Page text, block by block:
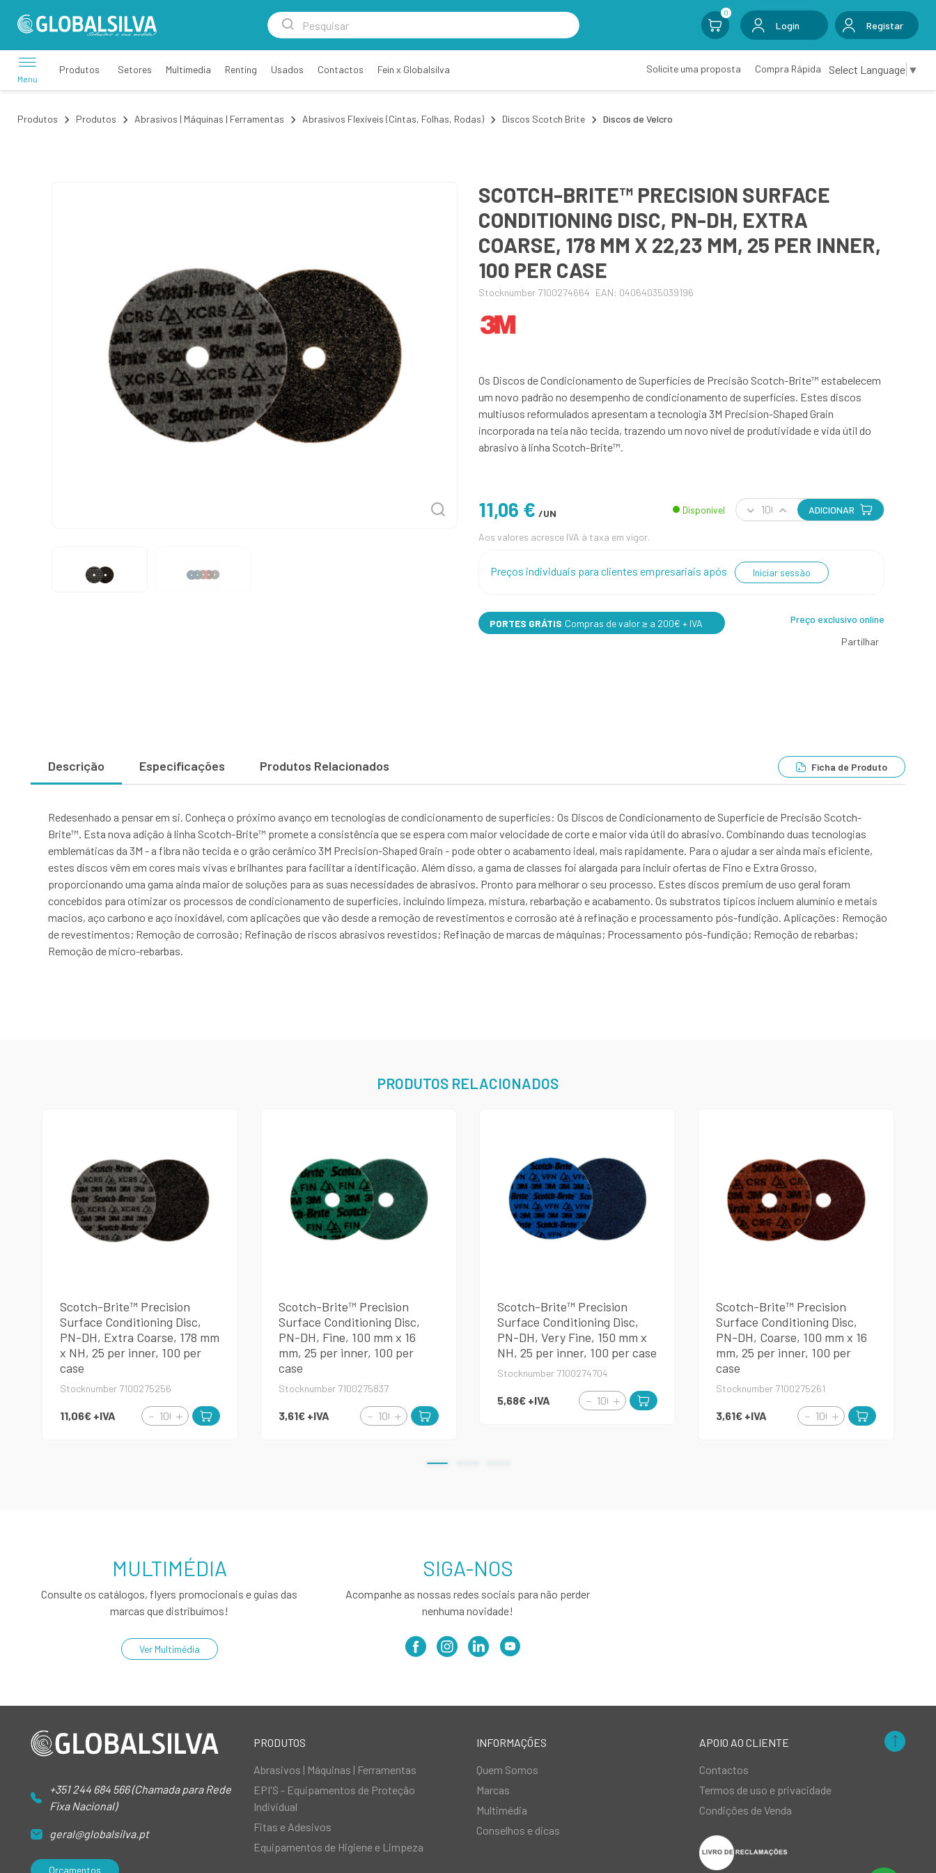
0
Login Registar
Menu
Produtos Setores Multimedia Renting Usados Contactos Fein x Globalsilva Solicite uma proposta Compra Rápida Select Language ▼
Produtos Produtos Abrasivos | Máquinas | Ferramentas Abrasivos Flexíveis (Cintas, Folhas, Rodas) Discos Scotch Brite Discos de Velcro
SCOTCH-BRITE™ PRECISION SURFACE
CONDITIONING DISC, PN-DH, EXTRA
COARSE, 178 MM X 22,23 MM, 25 PER INNER,
100 PER CASE
Stocknumber 7100274664 EAN: 04064035039196
Os Discos de Condicionamento de Superfícies de Precisão Scotch-Brite™ estabelecem
um novo padrão no desempenho de condicionamento de superfícies. Estes discos
multiusos reformulados apresentam a tecnologia 3M Precision-Shaped Grain
incorporada na teia não tecida, trazendo um novo nível de produtividade e vida útil do
abrasivo à linha Scotch-Brite™.
11,06 € /UN Disponível ADICIONAR
Aos valores acresce IVA à taxa em vigor.
Preços individuais para clientes empresariais após Iniciar sessão
PORTES GRÁTIS Compras de valor ≥ a 200€ + IVA
Preço exclusivo online
Partilhar
Descrição Especificações Produtos Relacionados Ficha de Produto
Redesenhado a pensar em si. Conheça o próximo avanço em tecnologias de condicionamento de superfícies: Os Discos de Condicionamento de Superfície de Precisão Scotch-
Brite™. Esta nova adição à linha Scotch-Brite™ promete a consistência que se espera com maior velocidade de corte e maior vida útil do abrasivo. Combinando duas tecnologias
emblemáticas da 3M - a fibra não tecida e o grão cerâmico 3M Precision-Shaped Grain - pode obter o acabamento ideal, mais rapidamente. Para o ajudar a ser ainda mais eficiente,
estes discos vêm em cores mais vivas e brilhantes para facilitar a identificação. Além disso, a gama de classes foi alargada para incluir ofertas de Fino e Extra Grosso,
proporcionando uma gama ainda maior de soluções para as suas necessidades de abrasivos. Pronto para melhorar o seu processo. Estes discos premium de uso geral foram
concebidos para otimizar os processos de condicionamento de superfícies, incluindo limpeza, mistura, rebarbação e acabamento. Os substratos típicos incluem alumínio e metais
macios, aço carbono e aço inoxidável, com aplicações que vão desde a remoção de revestimentos e corrosão até à refinação e processamento pós-fundição. Aplicações: Remoção
de revestimentos; Remoção de corrosão; Refinação de riscos abrasivos revestidos; Refinação de marcas de máquinas; Processamento pós-fundição; Remoção de rebarbas;
Remoção de micro-rebarbas.
PRODUTOS RELACIONADOS
Scotch-Brite™ Precision
Surface Conditioning Disc,
PN-DH, Extra Coarse, 178 mm
x NH, 25 per inner, 100 per
case
Stocknumber 7100275256
11,06€ +IVA
Scotch-Brite™ Precision
Surface Conditioning Disc,
PN-DH, Fine, 100 mm x 16
mm, 25 per inner, 100 per
case
Stocknumber 7100275837
3,61€ +IVA
Scotch-Brite™ Precision
Surface Conditioning Disc,
PN-DH, Very Fine, 150 mm x
NH, 25 per inner, 100 per case
Stocknumber 7100274704
5,68€ +IVA
Scotch-Brite™ Precision
Surface Conditioning Disc,
PN-DH, Coarse, 100 mm x 16
mm, 25 per inner, 100 per
case
Stocknumber 7100275261
3,61€ +IVA
MULTIMÉDIA
Consulte os catálogos, flyers promocionais e guias das
marcas que distribuímos!
Ver Multimédia
SIGA-NOS
Acompanhe as nossas redes sociais para não perder
nenhuma novidade!
+351 244 684 566 (Chamada para Rede
Fixa Nacional)
geral@globalsilva.pt
Orçamentos
PRODUTOS
Abrasivos | Máquinas | Ferramentas
EPI'S - Equipamentos de Proteção
Individual
Fitas e Adesivos
Equipamentos de Higiene e Limpeza
INFORMAÇÕES
Quem Somos
Marcas
Multimédia
Conselhos e dicas
APOIO AO CLIENTE
Contactos
Termos de uso e privacidade
Condições de Venda